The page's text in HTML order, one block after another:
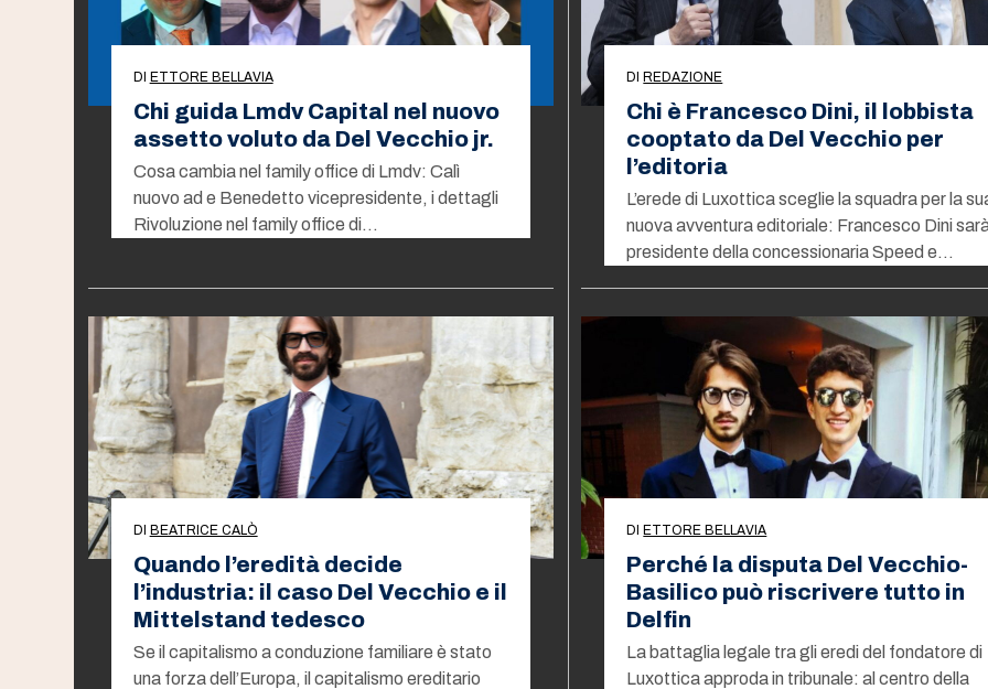
DI ETTORE BELLAVIA
Chi guida Lmdv Capital nel nuovo
assetto voluto da Del Vecchio jr.
Cosa cambia nel family office di Lmdv: Calì
nuovo ad e Benedetto vicepresidente, i dettagli
Rivoluzione nel family office di…
DI REDAZIONE
Chi è Francesco Dini, il lobbista
cooptato da Del Vecchio per
l’editoria
L’erede di Luxottica sceglie la squadra per la
nuova avventura editoriale: Francesco Dini
presidente della concessionaria Speed e…
DI BEATRICE CALÒ
Quando l’eredità decide
l’industria: il caso Del Vecchio e il
Mittelstand tedesco
Se il capitalismo a conduzione familiare è stato
una forza dell’Europa, il capitalismo ereditario
DIETTORE BELLAVIA
Perché la disputa Del Vecchio-
Basilico può riscrivere tutto in
Delfin
La battaglia legale tra gli eredi del fondatore di
Luxottica approda in tribunale: al centro della